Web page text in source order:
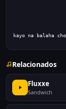
kayo na balaha
Relacionados
Fluxxe
Sandwich